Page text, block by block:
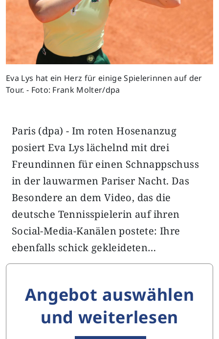
Eva Lys hat ein Herz für einige Spielerinnen auf der
Tour. - Foto: Frank Molter/dpa
Paris (dpa) - Im roten Hosenanzug
posiert Eva Lys lächelnd mit drei
Freundinnen für einen Schnappschuss
in der lauwarmen Pariser Nacht. Das
Besondere an dem Video, das die
deutsche Tennisspielerin auf ihren
Social-Media-Kanälen postete: Ihre
ebenfalls schick gekleideten…
Angebot auswählen
und weiterlesen